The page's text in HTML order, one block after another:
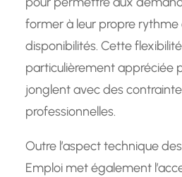
former à leur propre rythme
disponibilités. Cette
particulièrement appréciée
jonglent avec des
professionnelles.
Outre l’aspect technique
Emploi met également